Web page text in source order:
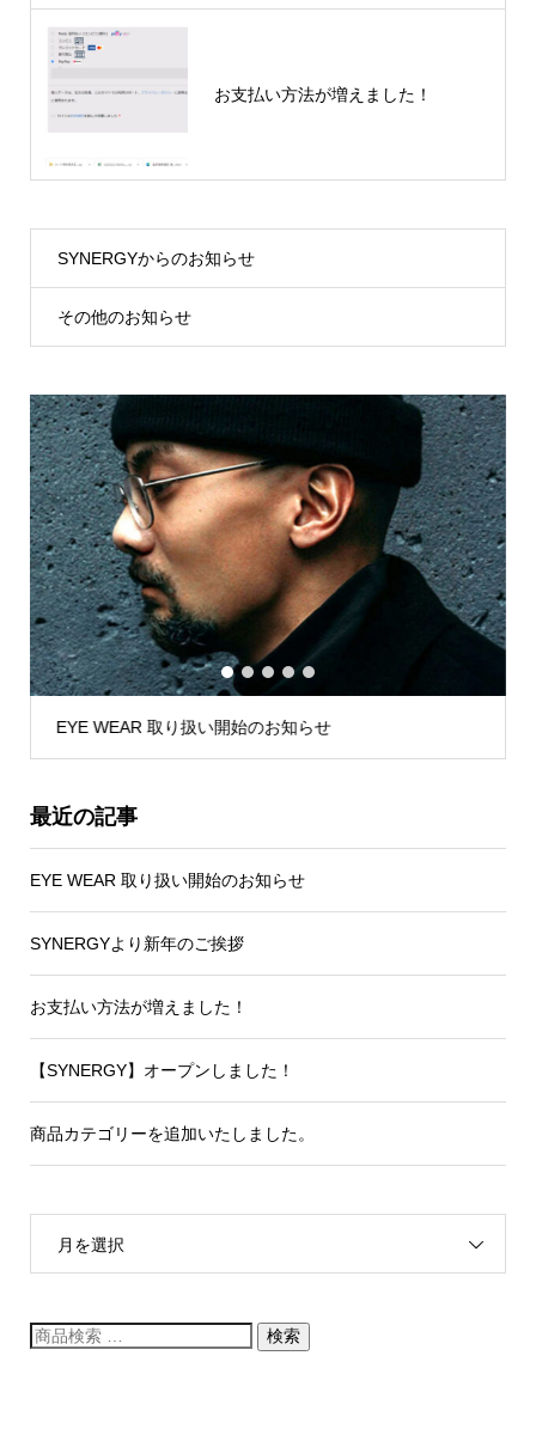
お支払い方法が増えました！
SYNERGYからのお知らせ
その他のお知らせ
EYE WEAR 取り扱い開始のお知らせ
1 2 3 4 5
最近の記事
EYE WEAR 取り扱い開始のお知らせ
SYNERGYより新年のご挨拶​
お支払い方法が増えました！
【SYNERGY】オープンしました！
商品カテゴリーを追加いたしました。
月を選択
検索